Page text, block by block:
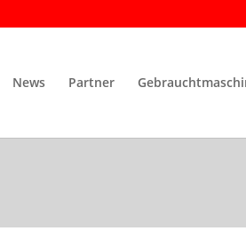
News Partner